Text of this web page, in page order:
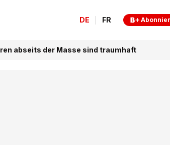
DE FR
abseits der Masse sind traumhaft